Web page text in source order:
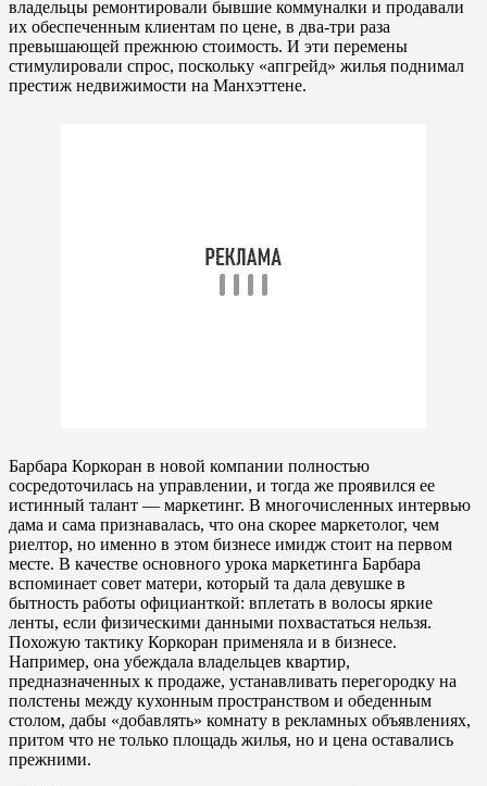
владельцы ремонтировали бывшие коммуналки и продавали
их обеспеченным клиентам по цене, в два-три раза
превышающей прежнюю стоимость. И эти перемены
стимулировали спрос, поскольку «апгрейд» жилья поднимал
престиж недвижимости на Манхэттене.
Барбара Коркоран в новой компании полностью
сосредоточилась на управлении, и тогда же проявился ее
истинный талант — маркетинг. В многочисленных интервью
дама и сама признавалась, что она скорее маркетолог, чем
риелтор, но именно в этом бизнесе имидж стоит на первом
месте. В качестве основного урока маркетинга Барбара
вспоминает совет матери, который та дала девушке в
бытность работы официанткой: вплетать в волосы яркие
ленты, если физическими данными похвастаться нельзя.
Похожую тактику Коркоран применяла и в бизнесе.
Например, она убеждала владельцев квартир,
предназначенных к продаже, устанавливать перегородку на
полстены между кухонным пространством и обеденным
столом, дабы «добавлять» комнату в рекламных объявлениях,
притом что не только площадь жилья, но и цена оставались
прежними.